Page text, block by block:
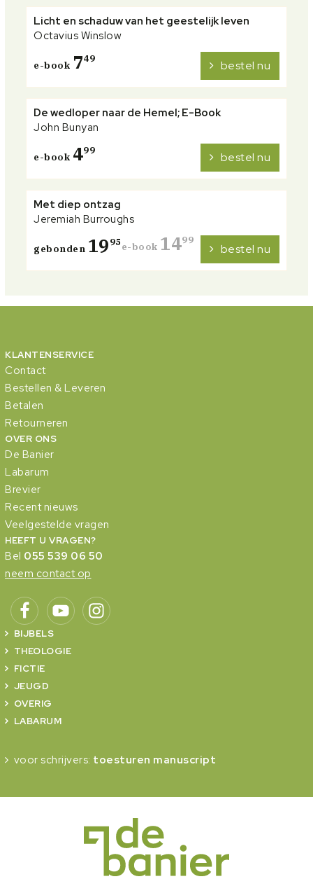
Licht en schaduw van het geestelijk leven
Octavius Winslow
e-book 749 bestel nu
De wedloper naar de Hemel; E-Book
John Bunyan
e-book 499 bestel nu
Met diep ontzag
Jeremiah Burroughs
gebonden 1995e-book 1499
bestel nu
KLANTENSERVICE
Contact
Bestellen & Leveren
Betalen
Retourneren
OVER ONS
De Banier
Labarum
Brevier
Recent nieuws
Veelgestelde vragen
HEEFT U VRAGEN?
Bel 055 539 06 50
neem contact op
BIJBELS
THEOLOGIE
FICTIE
JEUGD
OVERIG
LABARUM
voor schrijvers: toesturen manuscript